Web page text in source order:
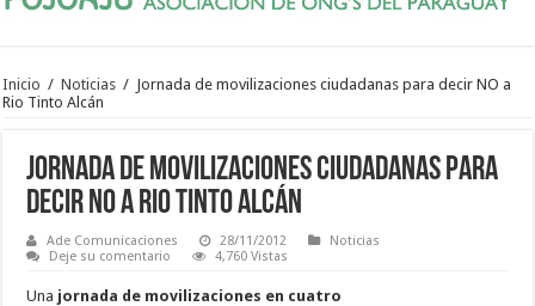
Inicio / Noticias / Jornada de movilizaciones ciudadanas para decir NO a
Rio Tinto Alcán
Jornada de movilizaciones ciudadanas para
decir NO a Rio Tinto Alcán
Ade Comunicaciones 28/11/2012
Noticias
Deje su comentario
4,760 Vistas
Una jornada de movilizaciones en cuatro